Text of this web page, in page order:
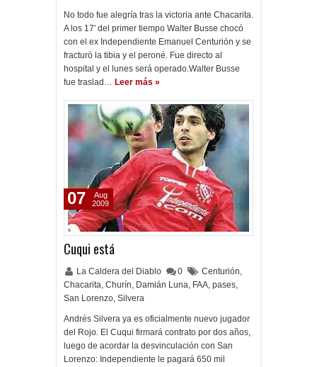
No todo fue alegría tras la victoria ante Chacarita.
A los 17' del primer tiempo Walter Busse chocó
con el ex Independiente Emanuel Centurión y se
fracturó la tibia y el peroné. Fue directo al
hospital y el lunes será operado.Walter Busse
fue traslad… Leer más »
Cuqui está
La Caldera del Diablo 0 Centurión,
Chacarita, Churín, Damián Luna, FAA, pases,
San Lorenzo, Silvera
Andrés Silvera ya es oficialmente nuevo jugador
del Rojo. El Cuqui firmará contrato por dos años,
luego de acordar la desvinculación con San
Lorenzo: Independiente le pagará 650 mil
07
Aug
2009